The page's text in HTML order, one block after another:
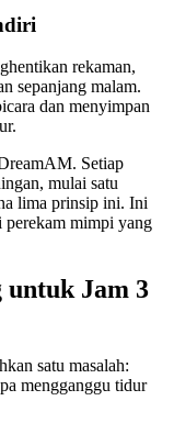
rekaman,
sepanjang malam.
dan menyimpan
Setiap
mulai satu
lima prinsip ini. Ini
perekam mimpi yang
Jam 3
satu masalah:
mengganggu tidur